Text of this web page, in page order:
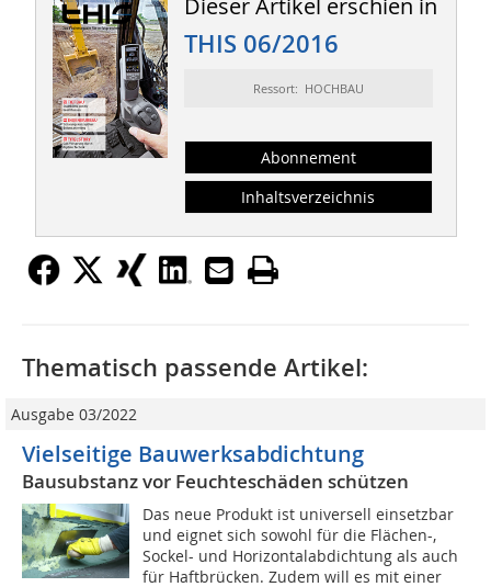
Dieser Artikel erschien in
THIS 06/2016
Ressort: HOCHBAU
Abonnement
Inhaltsverzeichnis
Thematisch passende Artikel:
Ausgabe 03/2022
Vielseitige Bauwerksabdichtung
Bausubstanz vor Feuchteschäden schützen
Das neue Produkt ist universell einsetzbar
und eignet sich sowohl für die Flächen-,
Sockel- und Horizontalabdichtung als auch
für Haftbrücken. Zudem will es mit einer